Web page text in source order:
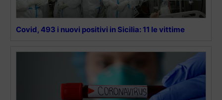
Covid, 493 i nuovi positivi in Sicilia: 11 le vittime